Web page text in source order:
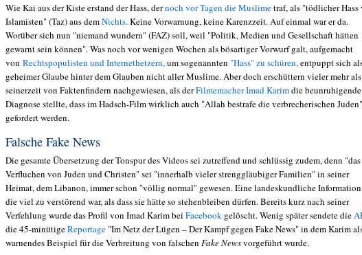
Wie Kai aus der Kiste erstand der Hass, dernoch vor Tagen die Muslimetraf, als "tödlicher Hass
Islamisten" (Taz) aus demNichts. Keine Vorwarnung, keine Karenzzeit. Auf einmal war er da.
Worüber sich nun "niemand wundern" (FAZ) soll, weil "Politik, Medien und Gesellschaft hätten
gewarnt sein können". Was noch vor wenigen Wochen als bösartiger Vorwurf galt, aufgemacht
von Rechtspopulisten und Internethetzern, um sogenannten "Hass" zu schüren, entpuppt sich
geheimer Glaube hinter dem Glauben nicht aller Muslime. Aber doch erschüttern vieler mehr als
seinerzeit von Faktenfindern nachgewiesen, als derFilmemacher Imad Karimdie beunruhigende
Diagnose stellte, dass im Hadsch-Film wirklich auch "Allah bestrafe die verbrecherischen Juden"
gefordert werden.
Falsche Fake News
Die gesamte Übersetzung der Tonspur des Videos sei zutreffend und schlüssig zudem, denn "das
Verfluchen von Juden und Christen" sei "innerhalb vieler strenggläubiger Familien" in seiner
Heimat, dem Libanon, immer schon "völlig normal" gewesen. Eine landeskundliche Information,
die viel zu verstörend war, als dass sie hätte so stehenbleiben dürfen. Bereits kurz nach seiner
Verfehlung wurde das Profil von Imad Karim bei Facebook gelöscht. Wenig später sendete die
die 45-minütigeReportage "Im Netz der Lügen – Der Kampf gegen Fake News" in dem Karim
warnendes Beispiel für die Verbreitung von falschen Fake Newsvorgeführt wurde.